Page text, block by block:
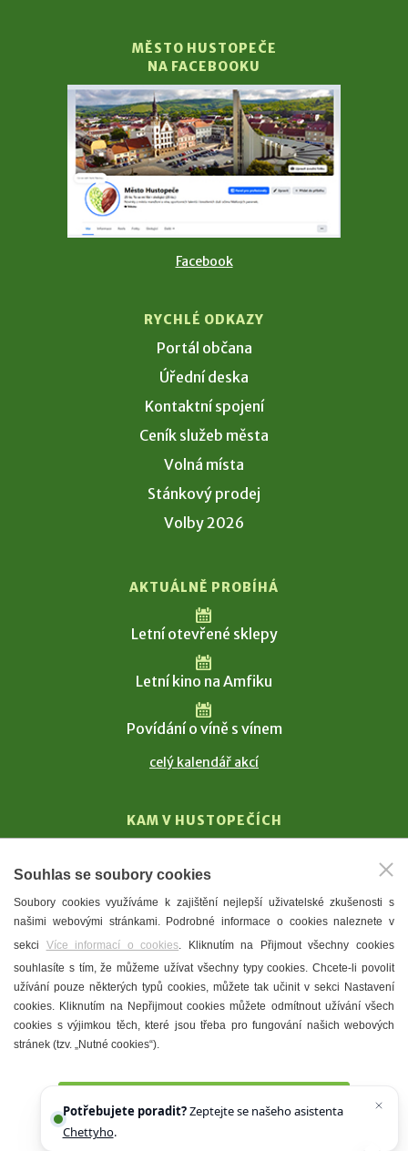
MĚSTO HUSTOPEČE
NA FACEBOOKU
Facebook
RYCHLÉ ODKAZY
Portál občana
Úřední deska
Kontaktní spojení
Ceník služeb města
Volná místa
Stánkový prodej
Volby 2026
AKTUÁLNĚ PROBÍHÁ
Letní otevřené sklepy
Letní kino na Amfiku
Povídání o víně s vínem
celý kalendář akcí
KAM V HUSTOPEČÍCH
T. G. Masaryk
Mandloně
Ubytování
Restaurace
Městské muzeum a galerie
Denní meníčka
Souhlas se soubory cookies
Soubory cookies využíváme k zajištění nejlepší uživatelské zkušenosti s
našimi webovými stránkami. Podrobné informace o cookies naleznete v
sekci Více informací o cookies. Kliknutím na Přijmout všechny cookies
souhlasíte s tím, že můžeme užívat všechny typy cookies. Chcete-li povolit
užívání pouze některých typů cookies, můžete tak učinit v sekci Nastavení
cookies. Kliknutím na Nepřijmout cookies můžete odmítnout užívání všech
cookies s výjimkou těch, které jsou třeba pro fungování našich webových
stránek (tzv. „Nutné cookies“).
Přijmout všechny cookies
Potřebujete poradit?Zeptejte se našeho asistenta
Chettyho.